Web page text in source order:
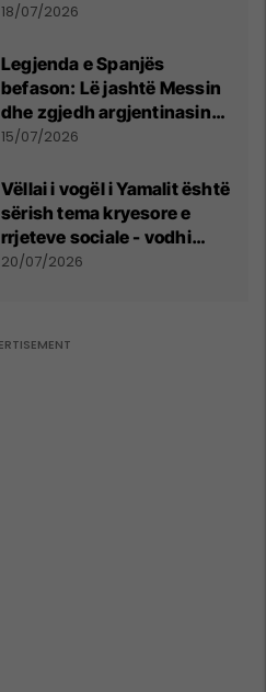
18/07/2026
Legjenda e Spanjës
befason: Lë jashtë Messin
dhe zgjedh argjentinasin
më të mirë në botë
15/07/2026
Vëllai i vogël i Yamalit është
sërish tema kryesore e
rrjeteve sociale - vodhi
vëmendjen pas finales së
20/07/2026